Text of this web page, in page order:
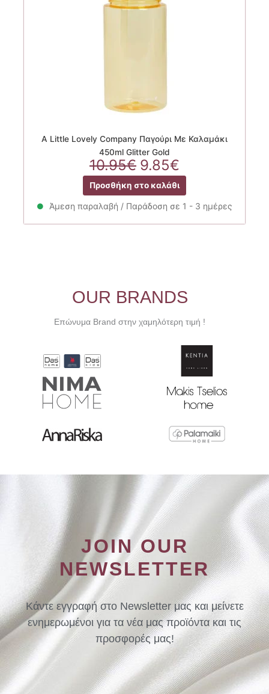
A Little Lovely Company Παγούρι Με Καλαμάκι
450ml Glitter Gold
10.95€ Original
price
was:
10.95€.
9.85€
τρέχουσα
τιμή
είναι:
9.85€.
Προσθήκη στο καλάθι
Άμεση παραλαβή / Παράδοση σε 1 - 3 ημέρες
OUR BRANDS
Επώνυμα Brand στην χαμηλότερη τιμή !
JOIN OUR
NEWSLETTER
Κάντε εγγραφή στο Newsletter μας και μείνετε
ενημερωμένοι για τα νέα μας προϊόντα και τις
προσφορές μας!